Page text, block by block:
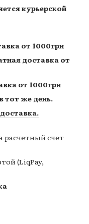
курьерской
от 1000грн
доставка от
от 1000грн
тот же день.
расчетный счет
(LiqPay,